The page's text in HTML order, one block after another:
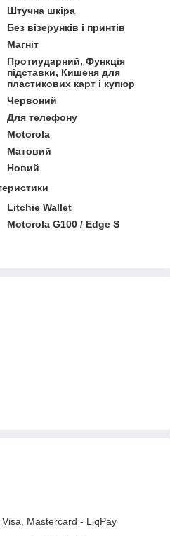
Штучна шкіра
Без візерунків і принтів
Магніт
Протиударний, Функція
підставки, Кишеня для
пластикових карт і купюр
Червоний
Для телефону
Motorola
Матовий
Новий
Litchie Wallet
Motorola G100 / Edge S
Mastercard - LiqPay